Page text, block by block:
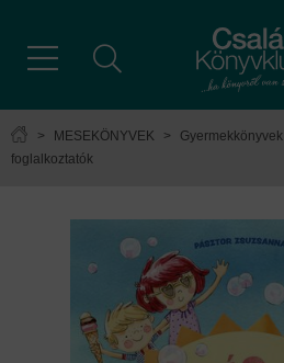
> MESEKÖNYVEK > Gyermekkönyvek
foglalkoztatók